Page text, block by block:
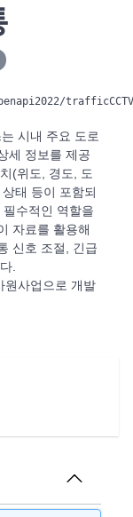
trafficCCTV
시내 주요 도로
세 정보를 제공
(위도, 경도, 도
태 등이 포함되
수적인 역할을
자료를 활용해
신호 조절, 긴급
.
원사업으로 개발